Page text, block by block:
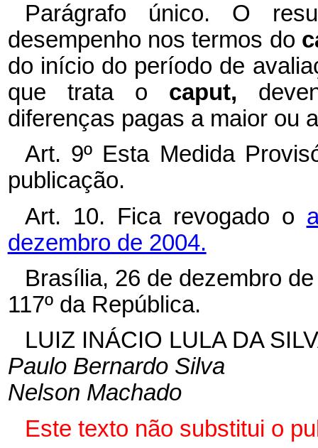
Parágrafo único. O
desempenho nos termos do
do início do período de
que trata o caput,
diferenças pagas a maior ou
Art. 9º Esta Medida
publicação.
Art. 10. Fica revogado o
dezembro de 2004.
Brasília, 26 de dezembro
117º da República.
LUIZ INÁCIO LULA DA
Paulo Bernardo Silva
Nelson Machado
Este texto não substitui o